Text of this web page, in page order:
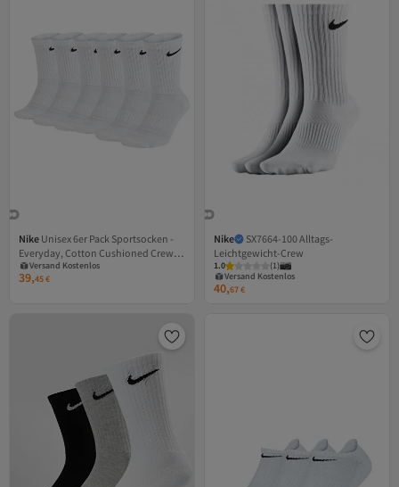
Nike Unisex 6er Pack Sportsocken -
Everyday, Cotton Cushioned Crew,
einfarbig
Versand Kostenlos
Gratis Versand
Versand Kostenlos
39,45€
Nike
SX7664-100 Alltags-
Leichtgewicht-Crew
1.0 (1)
Versand Kostenlos
Gratis Versand
Versand Kostenlos
40,67€